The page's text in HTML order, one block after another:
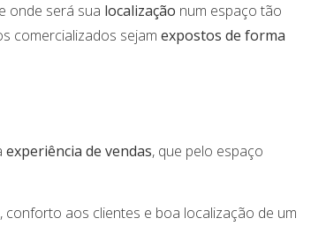
e onde será sua localização num espaço tão
comercializados sejam expostos de forma
experiência de vendas, que pelo espaço
aos clientes e boa localização de um